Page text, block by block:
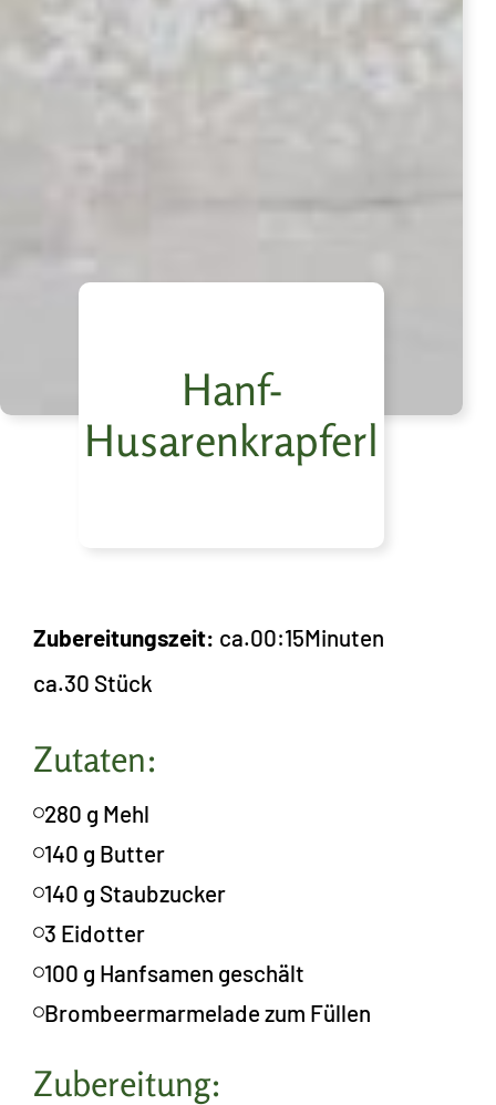
Hanf-
Husarenkrapferl
Zubereitungszeit: ca.00:15Minuten
ca.30 Stück
Zutaten:
280 g Mehl
140 g Butter
140 g Staubzucker
3 Eidotter
100 g Hanfsamen geschält
Brombeermarmelade zum Füllen
Zubereitung: